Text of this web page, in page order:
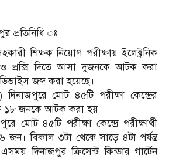
প্রতিনিধি ঃ
শিক্ষক নিয়োগ পরীক্ষায় ইলেক্ট্রনিক
প্রক্সি দিতে আসা দুজনকে আটক করা
জব্দ করা হয়েছে।
দিনাজপুরে মোট ৪৫টি পরীক্ষা কেন্দ্রের
১৮ জনকে আটক করা হয়
মোট ৪৫টি পরীক্ষা কেন্দ্রে পরীক্ষার্থী
বিকাল ৩টা থেকে সাড়ে ৪টা পর্যন্ত
দিনাজপুর ক্রিসেন্ট কিন্ডার গার্টেন